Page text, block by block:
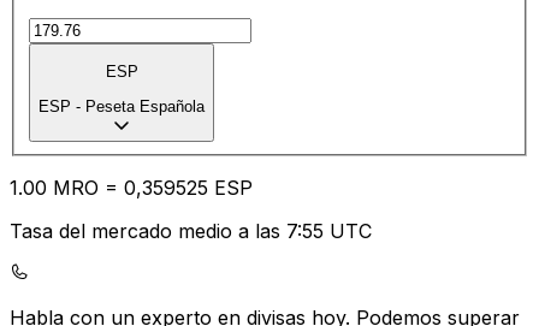
ESP
ESP - Peseta Española
1.00 MRO = 0,359525 ESP
Tasa del mercado medio a las 7:55 UTC
Habla con un experto en divisas hoy. Podemos superar